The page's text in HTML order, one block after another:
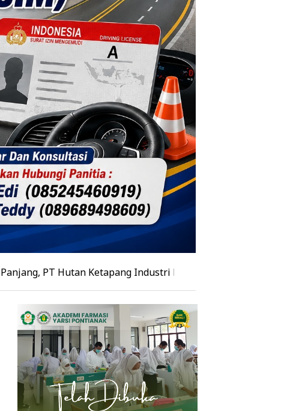
Hutan Ketapang Industri Perkuat Upaya Cegah Kebakaran